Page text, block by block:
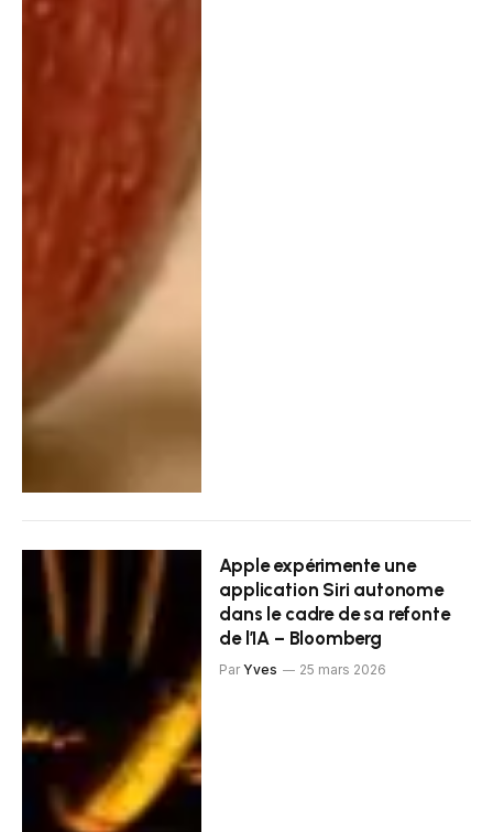
Apple expérimente une
application Siri autonome
dans le cadre de sa refonte
de l’IA – Bloomberg
Par Yves 25 mars 2026